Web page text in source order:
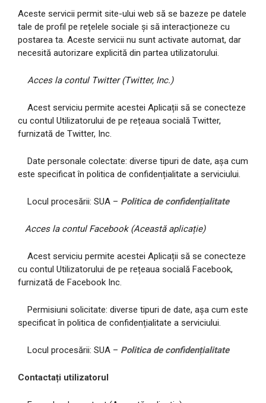
Aceste servicii permit site-ului web să se bazeze pe datele
tale de profil pe rețelele sociale și să interacționeze cu
postarea ta. Aceste servicii nu sunt activate automat, dar
necesită autorizare explicită din partea utilizatorului.
Acces la contul Twitter (Twitter, Inc.)
Acest serviciu permite acestei Aplicații să se conecteze
cu contul Utilizatorului de pe rețeaua socială Twitter,
furnizată de Twitter, Inc.
Date personale colectate: diverse tipuri de date, așa cum
este specificat în politica de confidențialitate a serviciului.
Locul procesării: SUA – Politica de confidențialitate
Acces la contul Facebook (Această aplicație)
Acest serviciu permite acestei Aplicații să se conecteze
cu contul Utilizatorului de pe rețeaua socială Facebook,
furnizată de Facebook Inc.
Permisiuni solicitate: diverse tipuri de date, așa cum este
specificat în politica de confidențialitate a serviciului.
Locul procesării: SUA – Politica de confidențialitate
Contactați utilizatorul